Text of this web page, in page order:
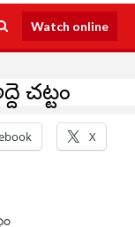
Watch online
చట్టం
X